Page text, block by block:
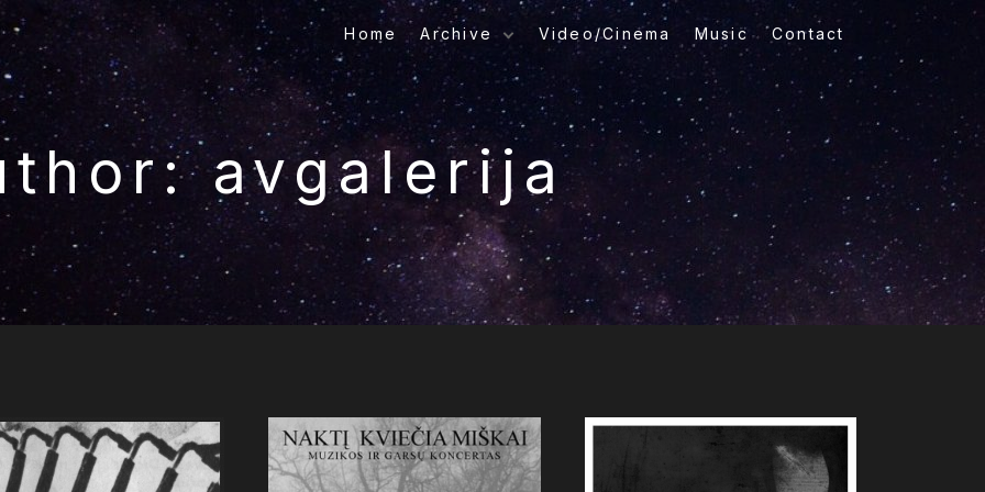
Home Archive
Old
photography
album (35mm
film, 2007-
2011)
Video/Cinema Music Contact
avgalerija